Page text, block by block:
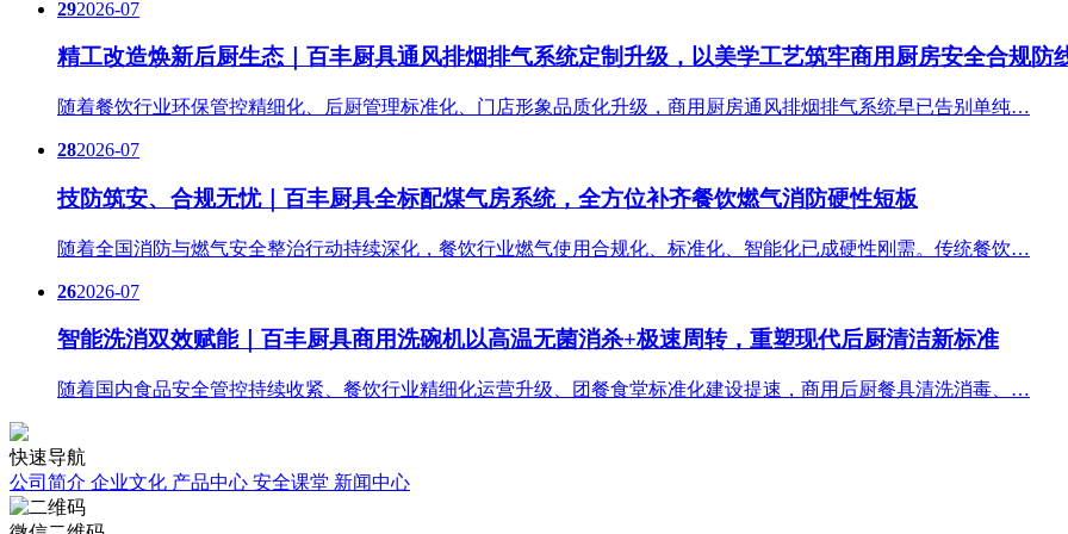
292026-07
精工改造焕新后厨生态｜百丰厨具通风排烟排气系统定制升级，以美学工艺筑牢商用厨房安全合规防
随着餐饮行业环保管控精细化、后厨管理标准化、门店形象品质化升级，商用厨房通风排烟排气系统早已告别单纯…
282026-07
技防筑安、合规无忧｜百丰厨具全标配煤气房系统，全方位补齐餐饮燃气消防硬性短板
随着全国消防与燃气安全整治行动持续深化，餐饮行业燃气使用合规化、标准化、智能化已成硬性刚需。传统餐饮…
262026-07
智能洗消双效赋能｜百丰厨具商用洗碗机以高温无菌消杀+极速周转，重塑现代后厨清洁新标准
随着国内食品安全管控持续收紧、餐饮行业精细化运营升级、团餐食堂标准化建设提速，商用后厨餐具清洗消毒、…
快速导航
公司简介 企业文化 产品中心 安全课堂 新闻中心